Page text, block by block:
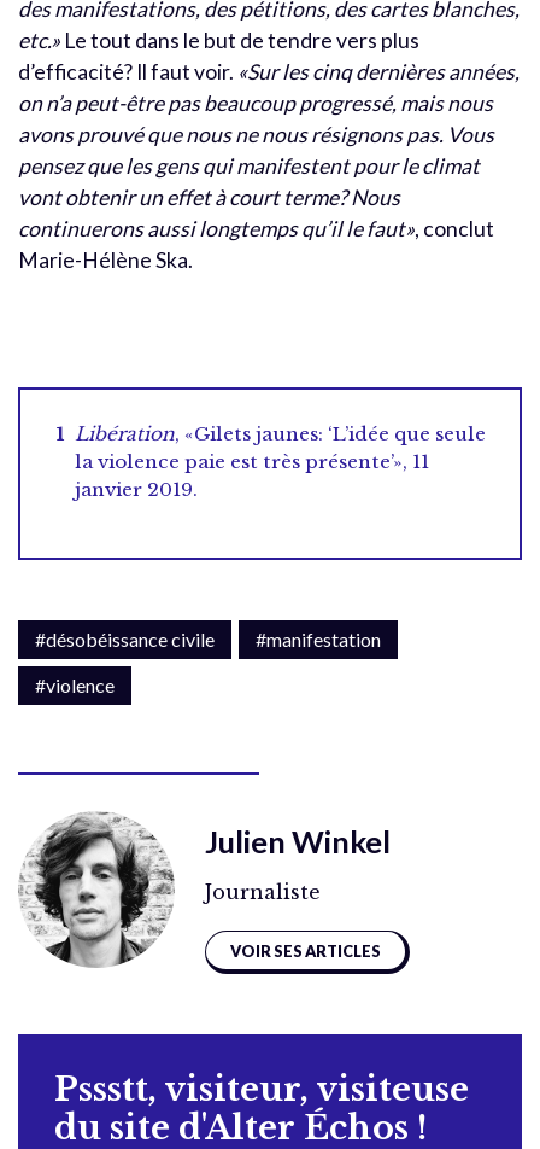
des manifestations, des pétitions, des cartes blanches,
etc.» Le tout dans le but de tendre vers plus
d’efficacité? Il faut voir. «Sur les cinq dernières années,
on n’a peut-être pas beaucoup progressé, mais nous
avons prouvé que nous ne nous résignons pas. Vous
pensez que les gens qui manifestent pour le climat
vont obtenir un effet à court terme? Nous
continuerons aussi longtemps qu’il le faut», conclut
Marie-Hélène Ska.
Libération, «Gilets jaunes: ‘L’idée que seule
la violence paie est très présente’», 11
janvier 2019.
#désobéissance civile
#manifestation
#violence
Julien Winkel
Journaliste
VOIR SES ARTICLES
Pssstt, visiteur, visiteuse
du site d'Alter Échos !